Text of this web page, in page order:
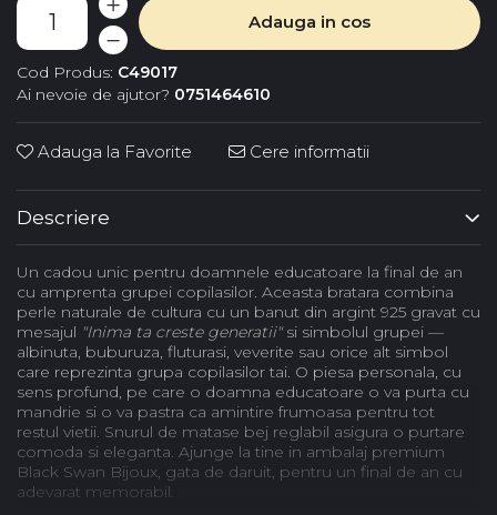
Adauga in cos
Cod Produs: C49017
Ai nevoie de ajutor? 0751464610
Adauga la Favorite Cere informatii
Descriere
Un cadou unic pentru doamnele educatoare la final de an
cu amprenta grupei copilasilor. Aceasta bratara combina
perle naturale de cultura cu un banut din argint 925 gravat cu
mesajul "Inima ta creste generatii"si simbolul grupei —
albinuta, buburuza, fluturasi, veverite sau orice alt simbol
care reprezinta grupa copilasilor tai. O piesa personala, cu
sens profund, pe care o doamna educatoare o va purta cu
mandrie si o va pastra ca amintire frumoasa pentru tot
restul vietii. Snurul de matase bej reglabil asigura o purtare
comoda si eleganta. Ajunge la tine in ambalaj premium
Black Swan Bijoux, gata de daruit, pentru un final de an cu
adevarat memorabil.